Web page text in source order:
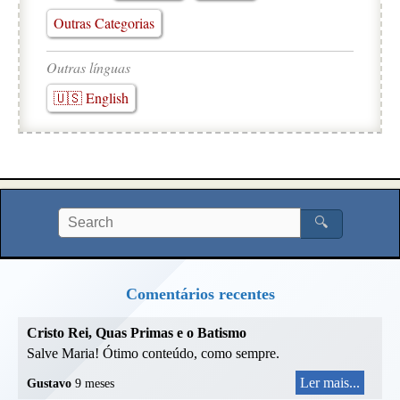
Outras Categorias
Outras línguas
🇺🇸 English
🔍
Comentários recentes
Cristo Rei, Quas Primas e o Batismo
Salve Maria! Ótimo conteúdo, como sempre.
Gustavo 9 meses Ler mais...